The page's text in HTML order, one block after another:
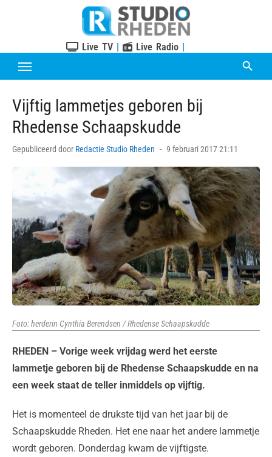
Live TV | Live Radio |
Vijftig lammetjes geboren bij
Rhedense Schaapskudde
Gepubliceerd door Redactie Studio Rheden
Posted
9 februari 2017 21:11
Foto: herderin Cynthia Berendsen / Rhedense Schaapskudde
RHEDEN – Vorige week vrijdag werd het eerste
lammetje geboren bij de Rhedense Schaapskudde en na
een week staat de teller inmiddels op vijftig.
Het is momenteel de drukste tijd van het jaar bij de
Schaapskudde Rheden. Het ene naar het andere lammetje
wordt geboren. Donderdag kwam de vijftigste.